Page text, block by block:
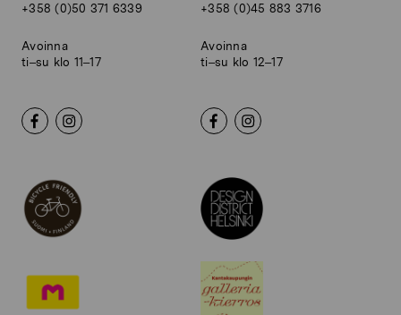
+358 (0)50 371 6339
Avoinna
ti–su klo 11–17
+358 (0)45 883 3716
Avoinna
ti–su klo 12–17